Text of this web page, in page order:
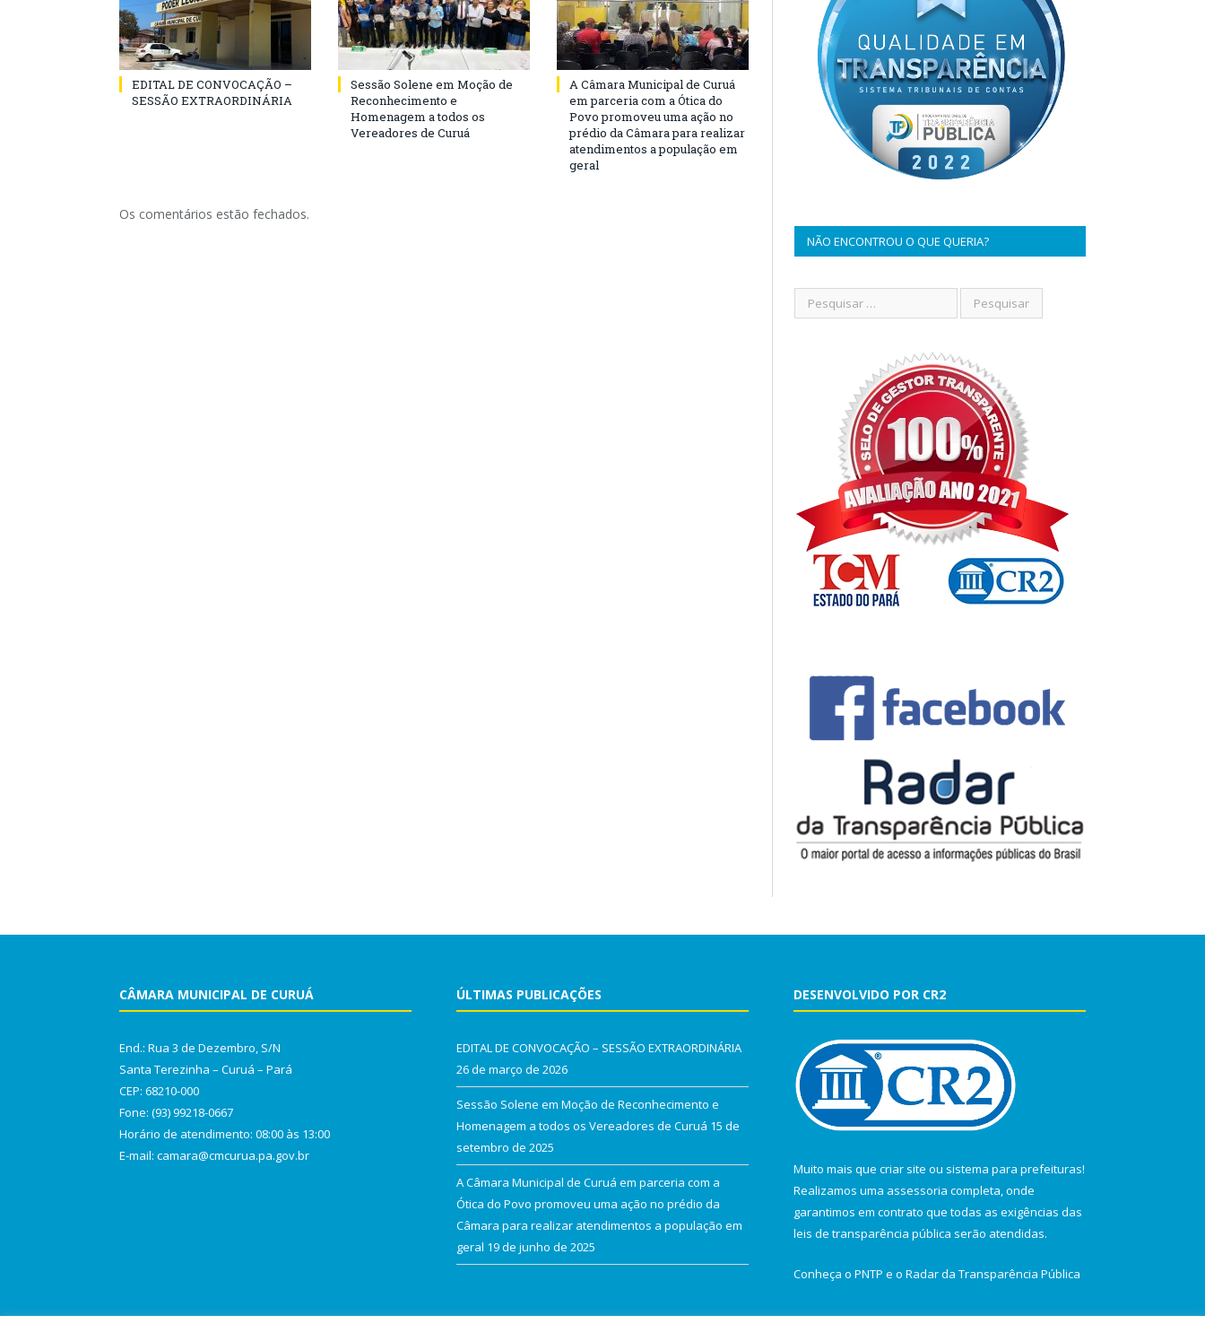
EDITAL DE CONVOCAÇÃO –
SESSÃO EXTRAORDINÁRIA
Sessão Solene em Moção de
Reconhecimento e
Homenagem a todos os
Vereadores de Curuá
A Câmara Municipal de Curuá
em parceria com a Ótica do
Povo promoveu uma ação no
prédio da Câmara para realizar
atendimentos a população em
geral
Os comentários estão fechados.
NÃO ENCONTROU O QUE QUERIA?
CÂMARA MUNICIPAL DE CURUÁ
End.: Rua 3 de Dezembro, S/N
Santa Terezinha – Curuá – Pará
CEP: 68210-000
Fone: (93) 99218-0667
Horário de atendimento: 08:00 às 13:00
E-mail: camara@cmcurua.pa.gov.br
ÚLTIMAS PUBLICAÇÕES
EDITAL DE CONVOCAÇÃO – SESSÃO EXTRAORDINÁRIA
26 de março de 2026
Sessão Solene em Moção de Reconhecimento e
Homenagem a todos os Vereadores de Curuá 15 de
setembro de 2025
A Câmara Municipal de Curuá em parceria com a
Ótica do Povo promoveu uma ação no prédio da
Câmara para realizar atendimentos a população em
geral 19 de junho de 2025
DESENVOLVIDO POR CR2
Muito mais que criar site ou sistema para prefeituras!
Realizamos uma assessoria completa, onde
garantimos em contrato que todas as exigências das
leis de transparência pública serão atendidas.
Conheça o PNTP e o Radar da Transparência Pública